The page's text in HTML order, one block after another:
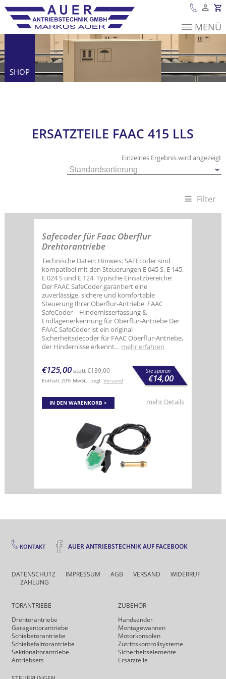
Es befinden sich
keine Produkte im
Warenkorb.
MENÜ
SHOP
ERSATZTEILE FAAC 415 LLS
Einzelnes Ergebnis wird angezeigt
Filter
Safecoder für Faac Oberflur
Drehtorantriebe
Technische Daten: Hinweis: SAFEcoder sind
kompatibel mit den Steuerungen E 045 S, E 145,
E 024 S und E 124. Typische Einsatzbereiche:
Der FAAC SafeCoder garantiert eine
zuverlässige, sichere und komfortable
Steuerung Ihrer Oberflur-Antriebe. FAAC
SafeCoder – Hindernisserfassung &
Endlagenerkennung für Oberflur-Antriebe Der
FAAC SafeCoder ist ein original
Sicherheitsdecoder für FAAC Oberflur-Antriebe,
der Hindernisse erkennt… mehr erfahren
€125,00statt€139,00
Enthält 20% MwSt. zzgl.Versand
Sie sparen
€14,00
IN DEN WARENKORB mehr Details
KONTAKT AUER ANTRIEBSTECHNIK AUF FACEBOOK
DATENSCHUTZ IMPRESSUM AGB VERSAND
WIDERRUF
ZAHLUNG
TORANTRIEBE
Drehtor­antriebe
Garagentorantriebe
Schiebetorantriebe
Schiebefalt­torantriebe
Sektionaltorantriebe
Antriebsets
ZUBEHÖR
Handsender
Montagewannen
Motorkonsolen
Zutrittskontrollsysteme
Sicherheits­elemente
Ersatzteile